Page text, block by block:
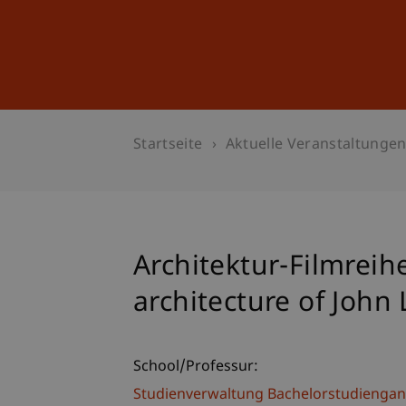
Startseite Aktuelle Veranstaltungen
Architektur-
architecture of John
School/Professur:
Studienverwaltung